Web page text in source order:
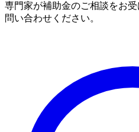
専門家が補助金のご相談をお
問い合わせください。